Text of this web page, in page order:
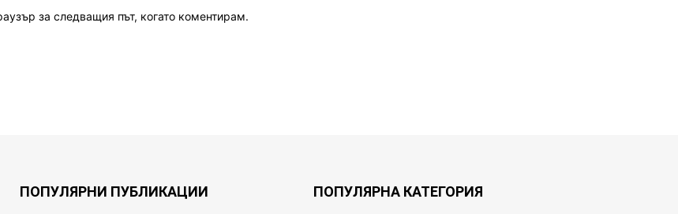
за следващия път, когато коментирам.
ПОПУЛЯРНИ ПУБЛИКАЦИИ ПОПУЛЯРНА КАТЕГОРИЯ